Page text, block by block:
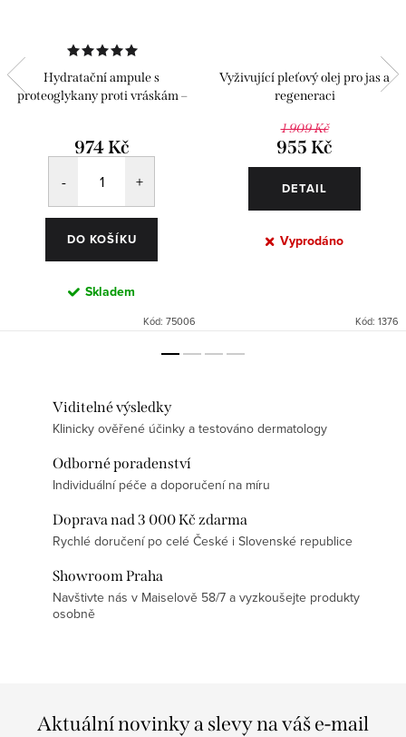
Hydratační ampule s
proteoglykany proti vráskám –
974 Kč
DO KOŠÍKU
Skladem
Kód: 75006
Vyživující pleťový olej pro jas a
regeneraci
1 909 Kč
955 Kč
DETAIL
Vyprodáno
Kód: 1376
Viditelné výsledky
Klinicky ověřené účinky a testováno dermatology
Odborné poradenství
Individuální péče a doporučení na míru
Doprava nad 3 000 Kč zdarma
Rychlé doručení po celé České i Slovenské republice
Showroom Praha
Navštivte nás v Maiselově 58/7 a vyzkoušejte produkty
osobně
Aktuální novinky a slevy na váš e-mail